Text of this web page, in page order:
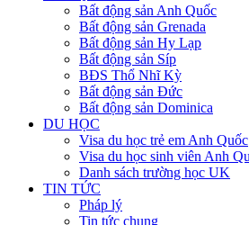
Bất động sản Anh Quốc
Bất động sản Grenada
Bất động sản Hy Lạp
Bất động sản Síp
BĐS Thổ Nhĩ Kỳ
Bất động sản Đức
Bất động sản Dominica
DU HỌC
Visa du học trẻ em Anh Quốc
Visa du học sinh viên Anh
Danh sách trường học UK
TIN TỨC
Pháp lý
Tin tức chung